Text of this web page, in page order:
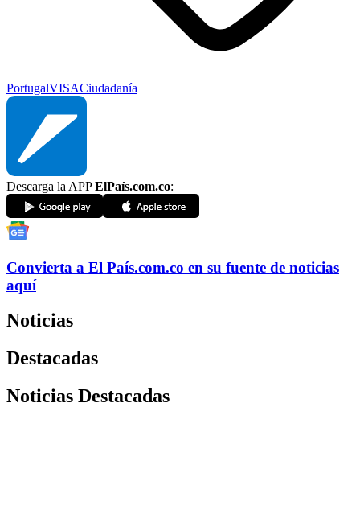
PortugalVISACiudadanía
Descarga la APPElPaís.com.co:
Convierta a El País.com.co en su fuente de noticias
aquí
Noticias
Destacadas
Noticias Destacadas